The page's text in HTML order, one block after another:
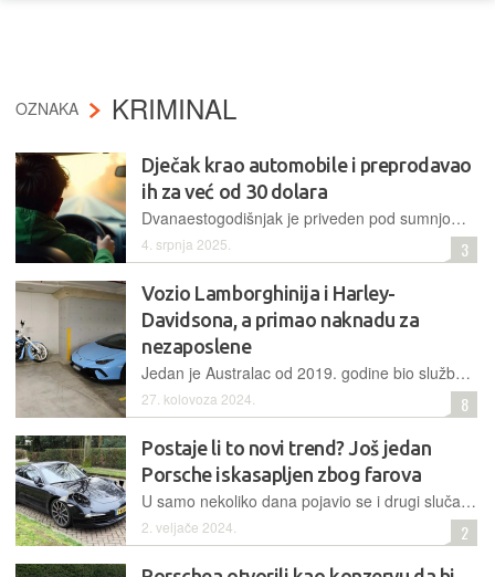
OZNAKA KRIMINAL
Dječak krao automobile i preprodavao
ih za već od 30 dolara
Dvanaestogodišnjak je priveden pod sumnjom da je krao vozila s jednog poslovnog parkirališta i prodavao ih za iznose već od 30 dolara. Navodno je tako u mjesec dana ukrao tri do četiri vozila
4. srpnja 2025. 3
Vozio Lamborghinija i Harley-
Davidsona, a primao naknadu za
nezaposlene
Jedan je Australac od 2019. godine bio službeno nezaposlen, no pažnju policije je privukao svojim luksuznim automobilom i motociklom. Oboje mu je zaplijenjeno, a istraga će pokazati odakle mu sve to
27. kolovoza 2024. 8
Postaje li to novi trend? Još jedan
Porsche iskasapljen zbog farova
U samo nekoliko dana pojavio se i drugi slučaj u kojem su lopovi rasjekli prednji dio Porschea, samo kako bi iz njega uzeli vrijedna prednja svjetla. Ovoga puta nastradao je model 911 Carrera
2. veljače 2024. 2